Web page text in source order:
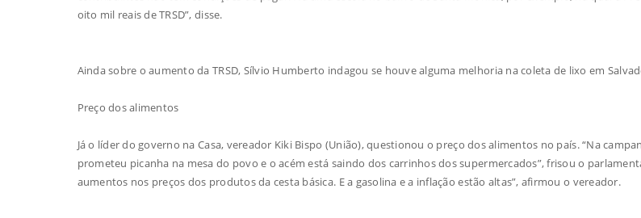
oito mil reais de TRSD”, disse.
Ainda sobre o aumento da TRSD, Sílvio Humberto indagou se houve alguma melhoria na coleta de lixo em
Preço dos alimentos
Já o líder do governo na Casa, vereador Kiki Bispo (União), questionou o preço dos alimentos no país. “Na
prometeu picanha na mesa do povo e o acém está saindo dos carrinhos dos supermercados”, frisou o
aumentos nos preços dos produtos da cesta básica. E a gasolina e a inflação estão altas”, afirmou o vereador.